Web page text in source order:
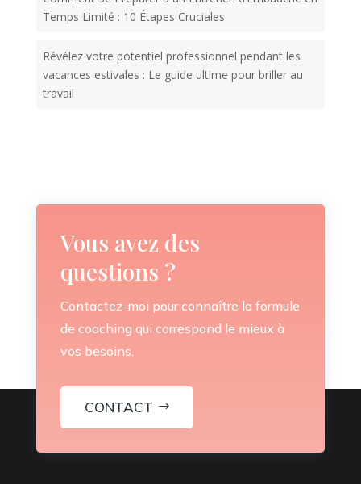
Temps Limité : 10 Étapes Cruciales
Révélez votre potentiel professionnel pendant les
vacances estivales : Le guide ultime pour briller au
travail
Vous avez des
questions ?
Contactez-moi pour connaître la formule
de coaching qui correspond le mieux à
vos besoins.
CONTACT